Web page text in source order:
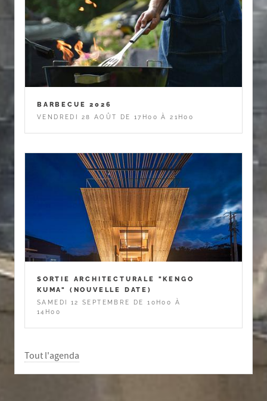
BARBECUE 2026
VENDREDI 28 AOÛT DE 17H00 À 21H00
SORTIE ARCHITECTURALE "KENGO
KUMA" (NOUVELLE DATE)
SAMEDI 12 SEPTEMBRE DE 10H00 À
14H00
Tout l'agenda